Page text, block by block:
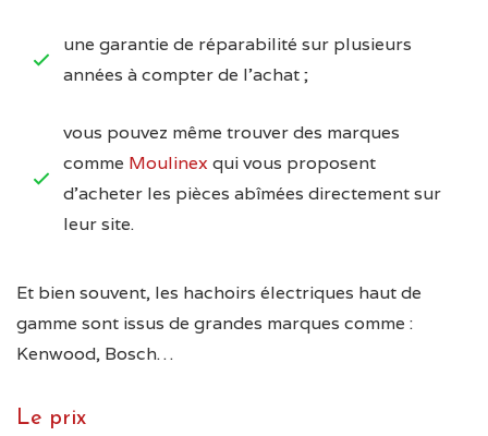
une garantie de réparabilité sur plusieurs
années à compter de l’achat ;
vous pouvez même trouver des marques
comme Moulinex qui vous proposent
d’acheter les pièces abîmées directement sur
leur site.
Et bien souvent, les hachoirs électriques haut de
gamme sont issus de grandes marques comme :
Kenwood, Bosch…
Le prix